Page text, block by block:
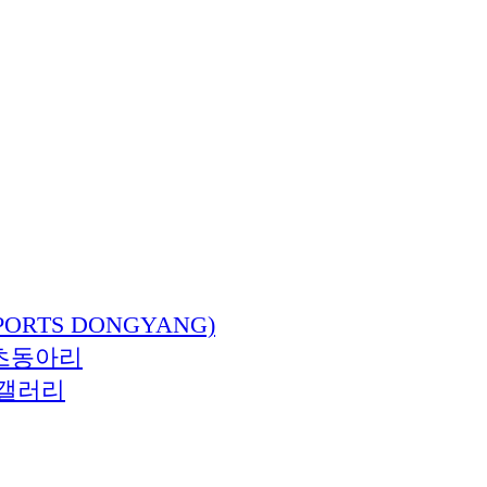
DONGYANG)
동아리
러리